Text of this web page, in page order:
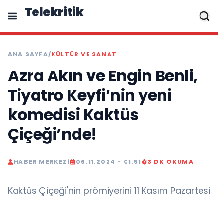
Telekritik
ANA SAYFA/KÜLTÜR VE SANAT
Azra Akın ve Engin Benli,
Tiyatro Keyfi’nin yeni
komedisi Kaktüs
Çiçeği’nde!
HABER MERKEZI 06.11.2024 - 01:51 3 DK OKUMA
Kaktüs Çiçeği'nin prömiyerini 11 Kasım Pazartesi